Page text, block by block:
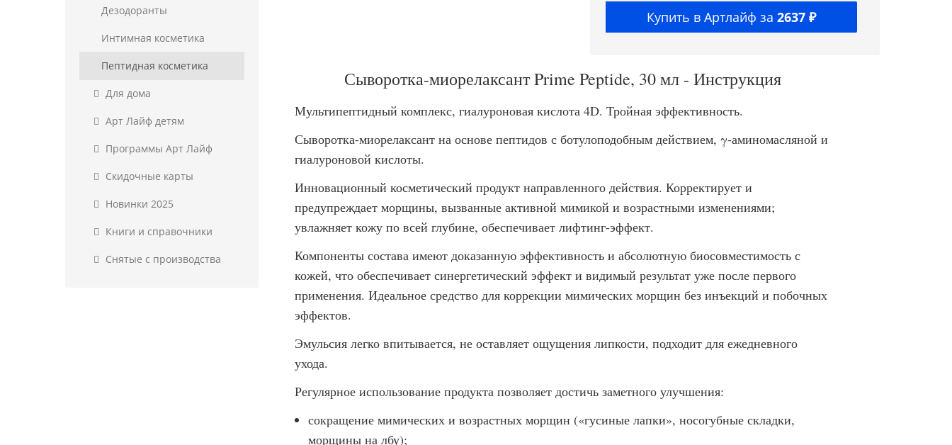
Дезодоранты
Интимная косметика
Пептидная косметика
Для дома
Арт Лайф детям
Программы Арт Лайф
Скидочные карты
Новинки 2025
Книги и справочники
Снятые с производства
Купить в Артлайф за2637 ₽
Сыворотка-миорелаксант Prime Peptide, 30 мл - Инструкция
Мультипептидный комплекс, гиалуроновая кислота 4D. Тройная эффективность.
Сыворотка-миорелаксант на основе пептидов с ботулоподобным действием, γ-аминомасляной и
гиалуроновой кислоты.
Инновационный косметический продукт направленного действия. Корректирует и
предупреждает морщины, вызванные активной мимикой и возрастными изменениями;
увлажняет кожу по всей глубине, обеспечивает лифтинг-эффект.
Компоненты состава имеют доказанную эффективность и абсолютную биосовместимость с
кожей, что обеспечивает синергетический эффект и видимый результат уже после первого
применения. Идеальное средство для коррекции мимических морщин без инъекций и побочных
эффектов.
Эмульсия легко впитывается, не оставляет ощущения липкости, подходит для ежедневного
ухода.
Регулярное использование продукта позволяет достичь заметного улучшения:
сокращение мимических и возрастных морщин («гусиные лапки», носогубные складки,
морщины на лбу);